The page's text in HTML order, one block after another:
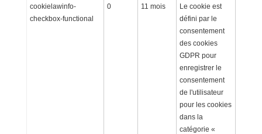
cookielawinfo-
checkbox-functional
0 11 mois
Le cookie est
défini par le
consentement
des cookies
GDPR pour
enregistrer le
consentement
de l'utilisateur
pour les cookies
dans la
catégorie «